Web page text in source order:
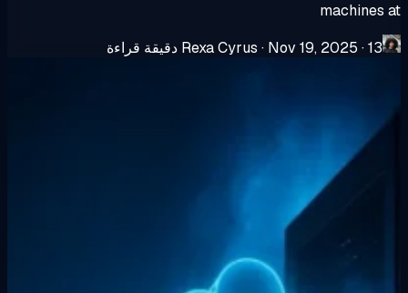
Rexa Cyrus ·Nov 19, 2025·13 دقيقة قراءة